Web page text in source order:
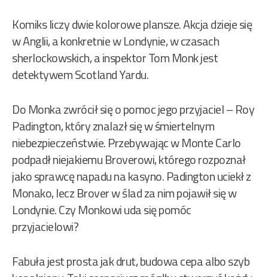
Komiks liczy dwie kolorowe plansze. Akcja dzieje się
w Anglii, a konkretnie w Londynie, w czasach
sherlockowskich, a inspektor Tom Monk jest
detektywem Scotland Yardu.
Do Monka zwrócił się o pomoc jego przyjaciel – Roy
Padington, który znalazł się w śmiertelnym
niebezpieczeństwie. Przebywając w Monte Carlo
podpadł niejakiemu Broverowi, którego rozpoznał
jako sprawcę napadu na kasyno. Padington uciekł z
Monako, lecz Brover w ślad za nim pojawił się w
Londynie. Czy Monkowi uda się pomóc
przyjacielowi?
Fabuła jest prosta jak drut, budowa cepa albo szyb